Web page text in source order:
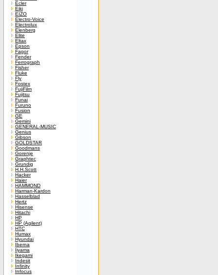
Ecler
Eiki
EIZO
Electro-Voice
Electrolux
Elenberg
Elite
Eltax
Epson
Fagor
Fender
Ferrograph
Fisher
Fluke
Fly
Fostex
FujiFilm
Fujitsu
Funai
Furuno
Fusion
GE
Gemini
GENERAL-MUSIC
Genius
Gibson
GOLDSTAR
Goodmans
Gorenje
Graphtec
Grundig
H.H.Scott
Hacker
Haier
HAMMOND
Harman-Kardon
Hasselblad
Hertz
Hisense
Hitachi
HP
HP (Agilent)
HTC
Humax
Hyundai
Iberna
Iiyama
Ikegami
Indesit
Infinity
Infocus